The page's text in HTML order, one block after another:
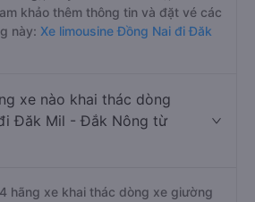
khảo thêm thông tin và đặt vé các
này: Xe limousine Đồng Nai đi Đăk
xe nào khai thác dòng
Đăk Mil - Đắk Nông từ
hãng xe khai thác dòng xe giường